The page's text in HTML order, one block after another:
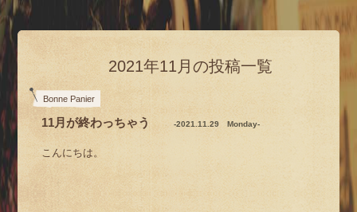
2021年11月の投稿一覧
Bonne Panier
11月が終わっちゃう -2021.11.29 Monday-
こんにちは。